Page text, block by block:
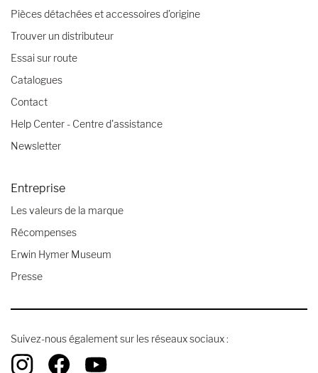
Pièces détachées et accessoires d’origine
Trouver un distributeur
Essai sur route
Catalogues
Contact
Help Center - Centre d'assistance
Newsletter
Entreprise
Les valeurs de la marque
Récompenses
Erwin Hymer Museum
Presse
Suivez-nous également sur les réseaux sociaux :